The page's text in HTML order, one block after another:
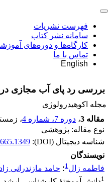
فهرست نشریات
سامانه نشر کتاب
کارگاه‌ها و دوره‌های
تماس با ما
English
بررسی رد پای آب مجازی
مجله اکوهیدرولوژی
مقاله 3
، دوره 7، شماره 4 ، زمستان
نوع مقاله: پژوهشی
شناسه دیجیتال (DOI):
نویسندگان
فاطمه زال1؛ حامد مازندرانی
1